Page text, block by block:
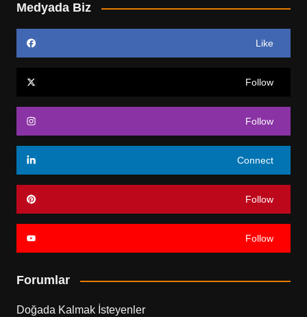
Medyada Biz
Like
Follow
Follow
Connect
Follow
Follow
Forumlar
Doğada Kalmak İsteyenler